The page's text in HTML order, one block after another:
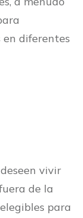
​​en diferentes
vivir
de la
para